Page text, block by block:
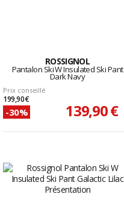
ROSSIGNOL
Pantalon Ski W Insulated Ski Pant
Dark Navy
Prix conseillé
199,90 €
-30% 139,90 €